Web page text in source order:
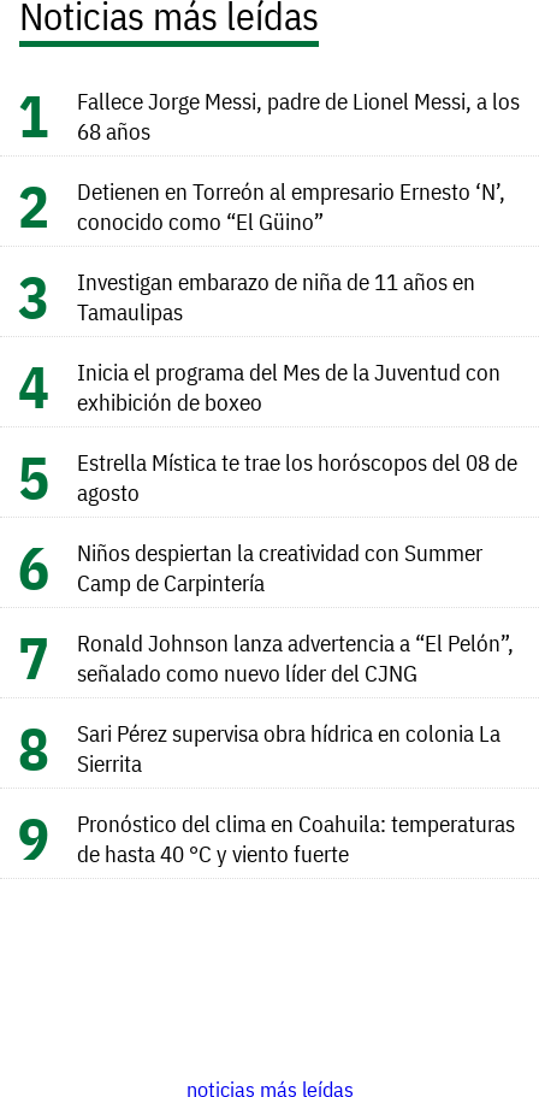
Noticias más leídas
Fallece Jorge Messi, padre de Lionel Messi, a los
68 años
Detienen en Torreón al empresario Ernesto ‘N’,
conocido como “El Güino”
Investigan embarazo de niña de 11 años en
Tamaulipas
Inicia el programa del Mes de la Juventud con
exhibición de boxeo
Estrella Mística te trae los horóscopos del 08 de
agosto
Niños despiertan la creatividad con Summer
Camp de Carpintería
Ronald Johnson lanza advertencia a “El Pelón”,
señalado como nuevo líder del CJNG
Sari Pérez supervisa obra hídrica en colonia La
Sierrita
Pronóstico del clima en Coahuila: temperaturas
de hasta 40 °C y viento fuerte
noticias más leídas